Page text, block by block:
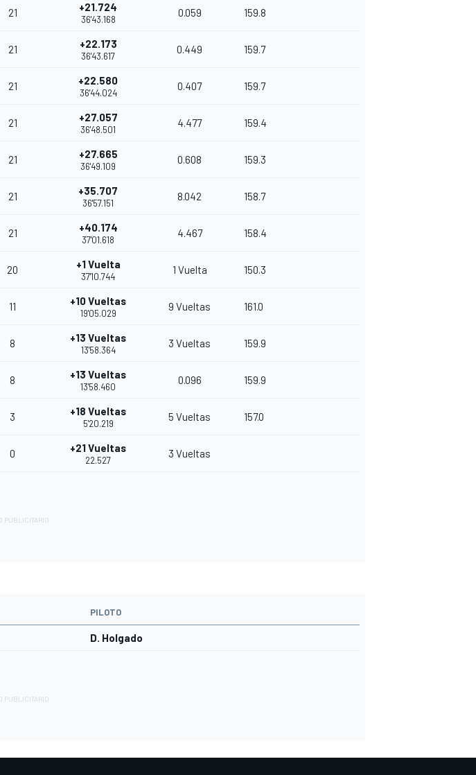
21 +21.724
36'43.168
0.059 159.8
21 +22.173
36'43.617
0.449 159.7
21 +22.580
36'44.024
0.407 159.7
21 +27.057
36'48.501
4.477 159.4
21 +27.665
36'49.109
0.608 159.3
21 +35.707
36'57.151
8.042 158.7
21 +40.174
37'01.618
4.467 158.4
20 +1 Vuelta
37'10.744
1 Vuelta 150.3
11 +10 Vueltas
19'05.029
9 Vueltas 161.0
8 +13 Vueltas
13'58.364
3 Vueltas 159.9
8 +13 Vueltas
13'58.460
0.096 159.9
3 +18 Vueltas
5'20.219
5 Vueltas 157.0
0 +21 Vueltas
22.527
3 Vueltas
PILOTO
D. Holgado